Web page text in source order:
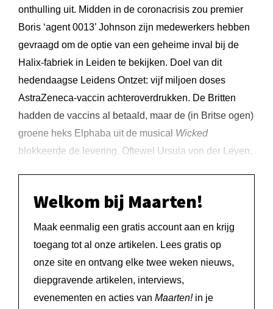
onthulling uit. Midden in de coronacrisis zou premier
Boris ‘agent 0013’ Johnson zijn medewerkers hebben
gevraagd om de optie van een geheime inval bij de
Halix-fabriek in Leiden te bekijken. Doel van dit
hedendaagse Leidens Ontzet: vijf miljoen doses
AstraZeneca-vaccin achteroverdrukken. De Britten
hadden de vaccins al betaald, maar de (in Britse ogen)
groene heks Elphaba uit de musical Wicked
blokkeerde de levering. Oftewel Ursula von der Leyen.
Welkom bij Maarten!
Maak eenmalig een gratis account aan en krijg
toegang tot al onze artikelen. Lees gratis op
onze site en ontvang elke twee weken nieuws,
diepgravende artikelen, interviews,
evenementen en acties van Maarten!in je